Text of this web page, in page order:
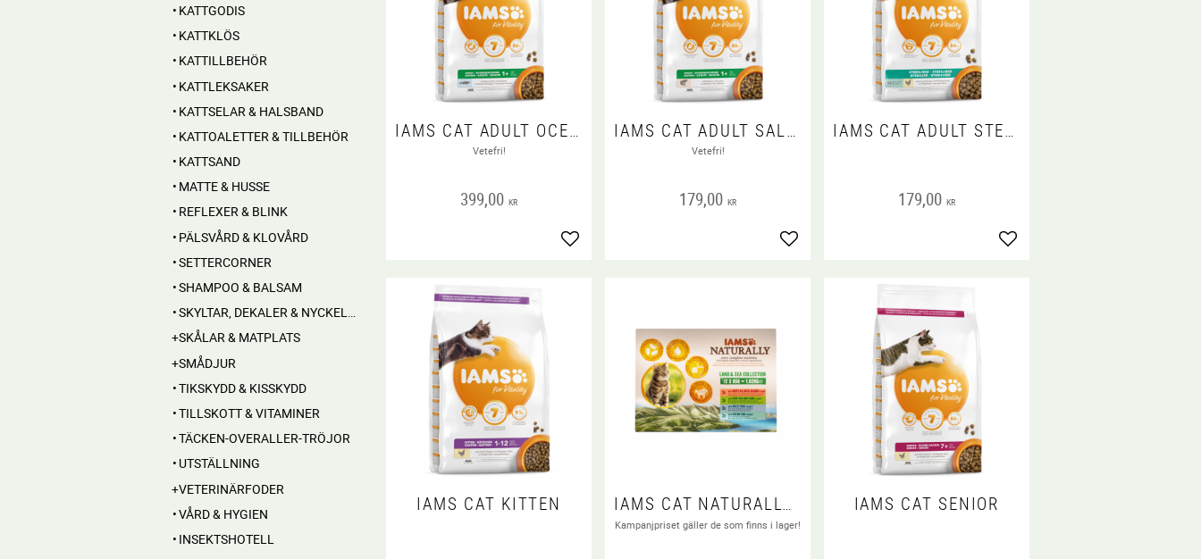
IAMS CAT ADULT OCEAN FISH
Vetefri!
399,00 KR
Lägg till i favoriter
IAMS CAT ADULT SALMON
Vetefri!
179,00 KR
Lägg till i favoriter
IAMS CAT ADULT STERILISED
179,00 KR
Lägg till i favoriter
IAMS CAT KITTEN IAMS CAT NATURALLY LAND & SEA 12X85 G
Kampanjpriset gäller de som finns i lager!
IAMS CAT SENIOR
KATTGODIS
KATTKLÖS
KATTILLBEHÖR
KATTLEKSAKER
KATTSELAR & HALSBAND
KATTOALETTER & TILLBEHÖR
KATTSAND
MATTE & HUSSE
REFLEXER & BLINK
PÄLSVÅRD & KLOVÅRD
SETTERCORNER
SHAMPOO & BALSAM
SKYLTAR, DEKALER & NYCKELRINGAR
SKÅLAR & MATPLATS
SMÅDJUR
TIKSKYDD & KISSKYDD
TILLSKOTT & VITAMINER
TÄCKEN-OVERALLER-TRÖJOR
UTSTÄLLNING
VETERINÄRFODER
VÅRD & HYGIEN
INSEKTSHOTELL